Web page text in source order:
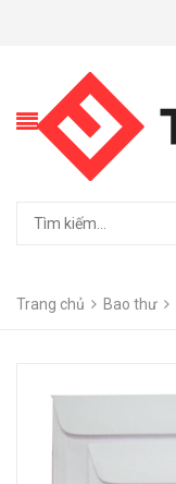
Trang chủ Bao thư